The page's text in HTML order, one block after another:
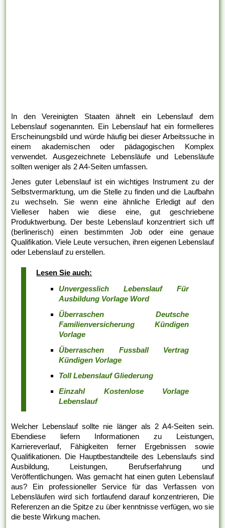
In den Vereinigten Staaten ähnelt ein Lebenslauf dem
Lebenslauf sogenannten. Ein Lebenslauf hat ein formelleres
Erscheinungsbild und würde häufig bei dieser Arbeitssuche in
einem akademischen oder pädagogischen Komplex
verwendet. Ausgezeichnete Lebensläufe und Lebensläufe
sollten weniger als 2 A4-Seiten umfassen.
Jenes guter Lebenslauf ist ein wichtiges Instrument zu der
Selbstvermarktung, um die Stelle zu finden und die Laufbahn
zu wechseln. Sie wenn eine ähnliche Erledigt auf den
Vielleser haben wie diese eine, gut geschriebene
Produktwerbung. Der beste Lebenslauf konzentriert sich uff
(berlinerisch) einen bestimmten Job oder eine genaue
Qualifikation. Viele Leute versuchen, ihren eigenen Lebenslauf
oder Lebenslauf zu erstellen.
Lesen Sie auch:
Unvergesslich Lebenslauf Für
Ausbildung Vorlage Word
Überraschen Deutsche
Familienversicherung Kündigen
Vorlage
Überraschen Fussball Vertrag
Kündigen Vorlage
Toll Lebenslauf Gliederung
Einzahl Kostenlose Vorlage
Lebenslauf
Welcher Lebenslauf sollte nie länger als 2 A4-Seiten sein.
Ebendiese liefern Informationen zu Leistungen,
Karriereverlauf, Fähigkeiten ferner Ergebnissen sowie
Qualifikationen. Die Hauptbestandteile des Lebenslaufs sind
Ausbildung, Leistungen, Berufserfahrung und
Veröffentlichungen. Was gemacht hat einen guten Lebenslauf
aus? Ein professioneller Service für das Verfassen von
Lebensläufen wird sich fortlaufend darauf konzentrieren, Die
Referenzen an die Spitze zu über kenntnisse verfügen, wo sie
die beste Wirkung machen.